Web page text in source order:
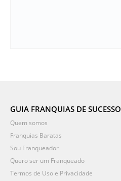
GUIA FRANQUIAS DE SUCESSO
Quem somos
Franquias Baratas
Sou Franqueador
Quero ser um Franqueado
Termos de Uso e Privacidade